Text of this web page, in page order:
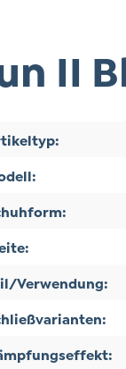
II
Verwendung: